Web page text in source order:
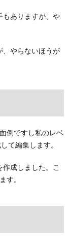
もありますが、や
、やらないほうが
倒ですし私のレベ
て編集します。
成しました。こ
す。